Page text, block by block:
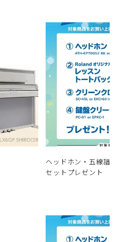
ヘッドホン・五線譜
セットプレゼント